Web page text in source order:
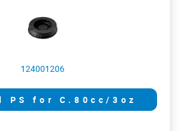
124001206
PS for C.80cc/3oz